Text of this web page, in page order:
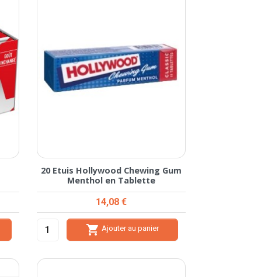
20 Etuis Hollywood Chewing Gum
Menthol en Tablette
Prix
14,08 €
 Ajouter au panier